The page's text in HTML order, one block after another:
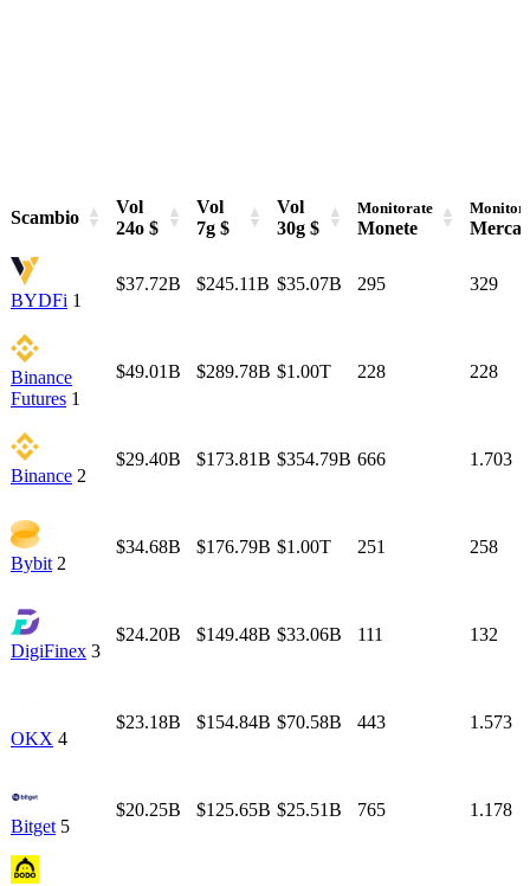
Scambio
Vol
24o $
Vol
7g $
Vol
30g $
Monitorate
Monete
24o $
7g $
30g $
BYDFi 1
$37.72B $245.11B $35.07B 295 329
Binance
Futures 1
$49.01B $289.78B $1.00T 228 228
Binance 2
$29.40B $173.81B $354.79B 666 1.703
Bybit 2
$34.68B $176.79B $1.00T 251 258
DigiFinex 3
$24.20B $149.48B $33.06B 111 132
OKX 4
$23.18B $154.84B $70.58B 443 1.573
Bitget 5
$20.25B $125.65B $25.51B 765 1.178